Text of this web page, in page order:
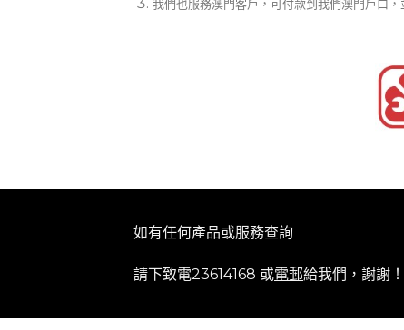
我們也服務澳門客戶，可付款到我們澳門戶口，
如有任何產品或服務查詢
請下致電23614168 或電郵給我們，謝謝！